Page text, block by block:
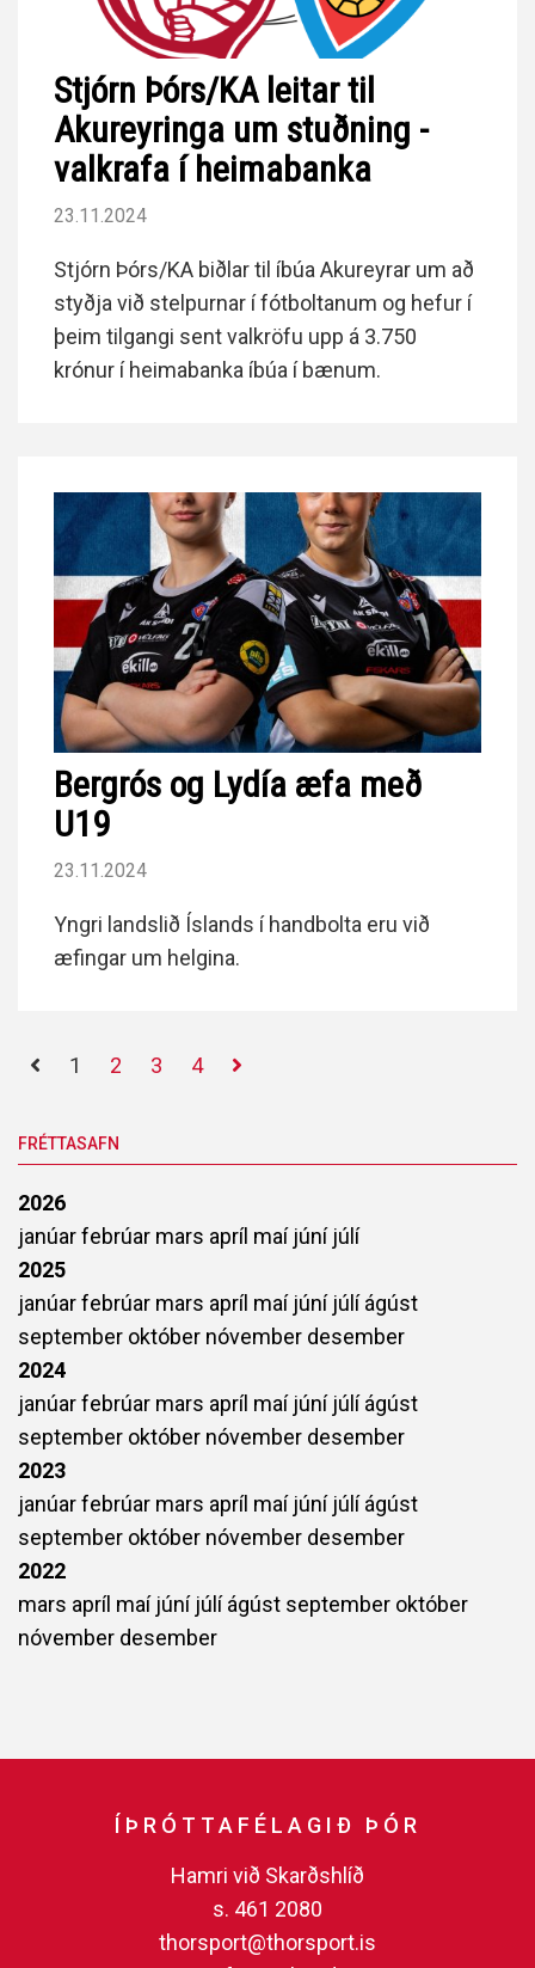
Stjórn Þórs/KA leitar til
Akureyringa um stuðning -
valkrafa í heimabanka
23.11.2024
Stjórn Þórs/KA biðlar til íbúa Akureyrar um að
styðja við stelpurnar í fótboltanum og hefur í
þeim tilgangi sent valkröfu upp á 3.750
krónur í heimabanka íbúa í bænum.
Bergrós og Lydía æfa með
U19
23.11.2024
Yngri landslið Íslands í handbolta eru við
æfingar um helgina.
1 2 3 4
FRÉTTASAFN
2026
janúarfebrúar mars apríl maí júní júlí
2025
janúarfebrúar mars apríl maí júní júlíágúst
september október nóvember desember
2024
janúarfebrúar mars apríl maí júní júlíágúst
september október nóvember desember
2023
janúarfebrúar mars apríl maí júní júlíágúst
september október nóvember desember
2022
mars apríl maí júní júlíágúst september október
nóvember desember
ÍÞRÓTTAFÉLAGIÐ ÞÓR
Hamri við Skarðshlíð
s. 461 2080
thorsport@thorsport.is